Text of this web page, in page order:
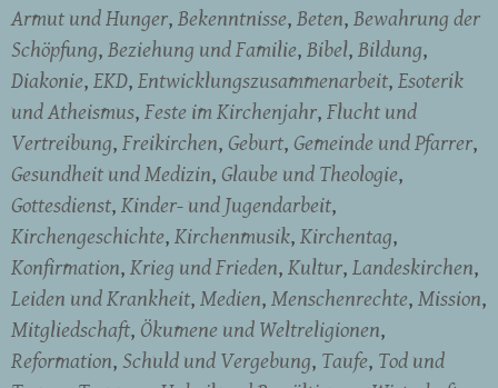
Armut und Hunger Bekenntnisse Beten Bewahrung der
Schöpfung Beziehung und Familie Bibel Bildung
Diakonie EKD Entwicklungszusammenarbeit Esoterik
und Atheismus Feste im Kirchenjahr Flucht und
Vertreibung Freikirchen Geburt Gemeinde und Pfarrer
Gesundheit und Medizin Glaube und Theologie
Gottesdienst Kinder- und Jugendarbeit
Kirchengeschichte Kirchenmusik Kirchentag
Konfirmation Krieg und Frieden Kultur Landeskirchen
Leiden und Krankheit Medien Menschenrechte Mission
Mitgliedschaft Ökumene und Weltreligionen
Reformation Schuld und Vergebung Taufe Tod und